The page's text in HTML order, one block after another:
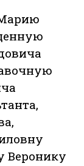
Веронику